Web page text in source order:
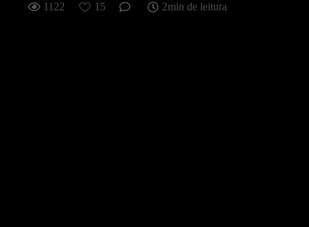
1122 15 2min de leitura